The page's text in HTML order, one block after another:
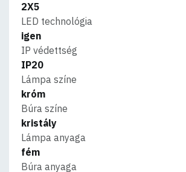
2X5
LED technológia
igen
IP védettség
IP20
Lámpa színe
króm
Búra színe
kristály
Lámpa anyaga
fém
Búra anyaga